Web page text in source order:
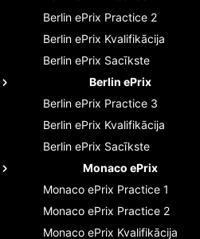
Berlin ePrix Practice 2
Berlin ePrix Kvalifikācija
Berlin ePrix Sacīkste
Berlin ePrix
Berlin ePrix Practice 3
Berlin ePrix Kvalifikācija
Berlin ePrix Sacīkste
Monaco ePrix
Monaco ePrix Practice 1
Monaco ePrix Practice 2
Monaco ePrix Kvalifikācija